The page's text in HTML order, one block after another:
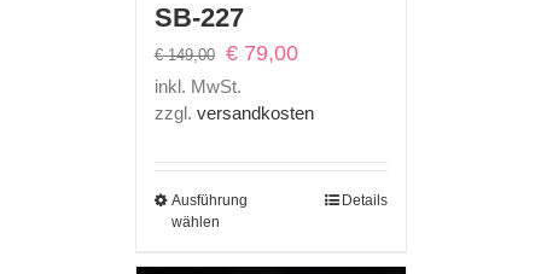
SB-227
€149,00
Ursprünglicher
Preis
€79,00Aktueller
inkl. MwSt.
zzgl. versandkosten
Ausführung
wählen
Details